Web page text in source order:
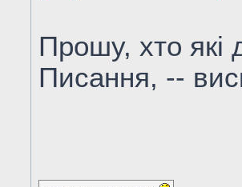
Прошу, хто які
Писання, --